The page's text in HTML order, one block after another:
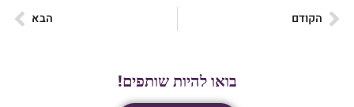
הקודם הבא
בואו להיות שותפים!